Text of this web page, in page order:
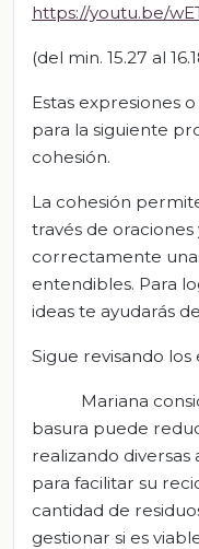
https://youtu.be/
(del min. 15.27 al
Estas expresiones
para la siguiente
cohesión.
La cohesión
través de
correctamente
entendibles. Para
ideas te ayudarás
Sigue revisando
Mariana
basura puede
realizando diversas
para facilitar su
cantidad de
gestionar si es